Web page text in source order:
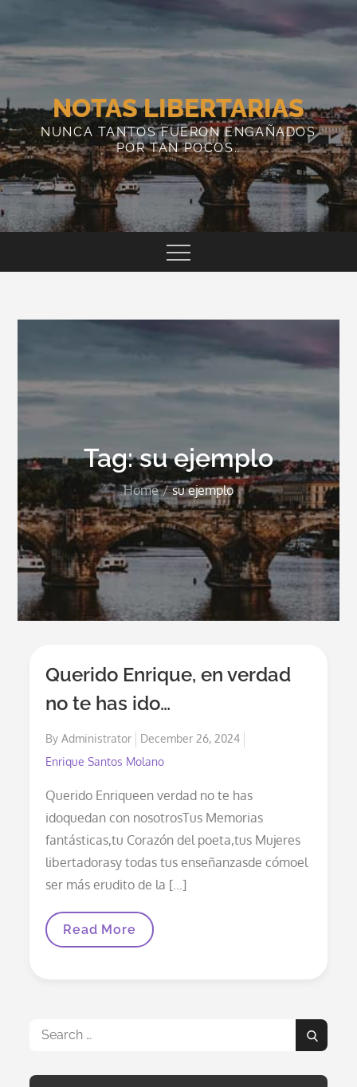
content
NOTAS LIBERTARIAS
NUNCA TANTOS FUERON ENGAÑADOS
POR TAN POCOS…
Tag:su ejemplo
Home su ejemplo
Querido Enrique, en verdad
no te has ido…
ByAdministrator
Posted
on
December 26, 2024
Enrique Santos Molano
Querido Enriqueen verdad no te has
idoquedan con nosotrosTus Memorias
fantásticas,tu Corazón del poeta,tus Mujeres
libertadorasy todas tus enseñanzasde cómoel
ser más erudito de la […]
Querido
Read More
Search
Search